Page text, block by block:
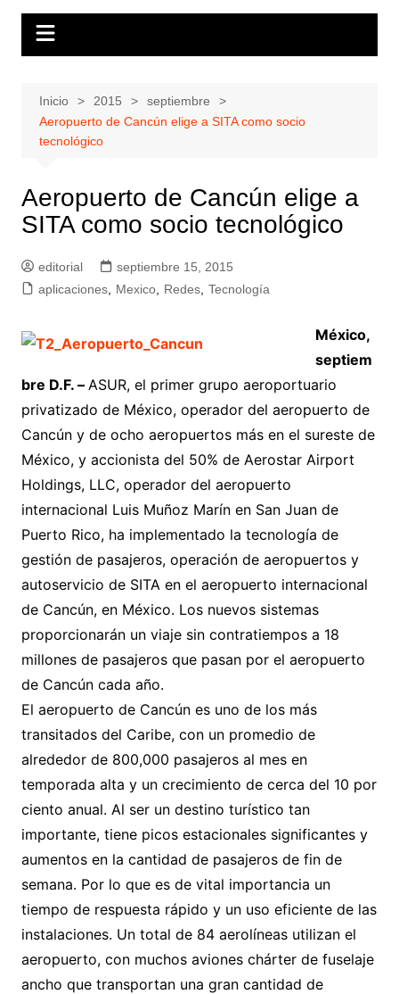
Inicio 2015
septiembre
Aeropuerto de Cancún elige a SITA como socio
tecnológico
Aeropuerto de Cancún elige a
SITA como socio tecnológico
editorial
septiembre 15, 2015
aplicaciones, Mexico, Redes, Tecnología
México,
septiem
bre D.F. – ASUR, el primer grupo aeroportuario
privatizado de México, operador del aeropuerto de
Cancún y de ocho aeropuertos más en el sureste de
México, y accionista del 50% de Aerostar Airport
Holdings, LLC, operador del aeropuerto
internacional Luis Muñoz Marín en San Juan de
Puerto Rico, ha implementado la tecnología de
gestión de pasajeros, operación de aeropuertos y
autoservicio de SITA en el aeropuerto internacional
de Cancún, en México. Los nuevos sistemas
proporcionarán un viaje sin contratiempos a 18
millones de pasajeros que pasan por el aeropuerto
de Cancún cada año.
El aeropuerto de Cancún es uno de los más
transitados del Caribe, con un promedio de
alrededor de 800,000 pasajeros al mes en
temporada alta y un crecimiento de cerca del 10 por
ciento anual. Al ser un destino turístico tan
importante, tiene picos estacionales significantes y
aumentos en la cantidad de pasajeros de fin de
semana. Por lo que es de vital importancia un
tiempo de respuesta rápido y un uso eficiente de las
instalaciones. Un total de 84 aerolíneas utilizan el
aeropuerto, con muchos aviones chárter de fuselaje
ancho que transportan una gran cantidad de